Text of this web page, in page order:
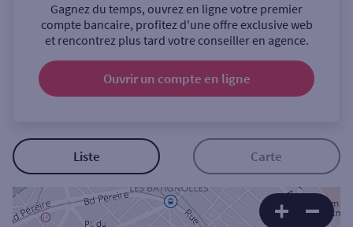
Sélectionnez votre recherche
Ouverte le samedi
Coffre-fort
Autour de moi
Gagnez du temps, ouvrez en ligne votre premier
compte bancaire, profitez d'une offre exclusive web
et rencontrez plus tard votre conseiller en agence.
Ouvrir un compte en ligne
Liste Carte